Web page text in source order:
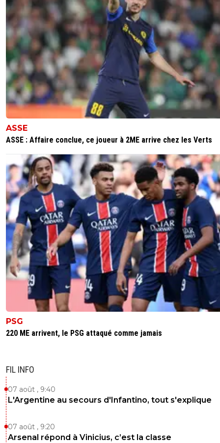
ASSE
ASSE : Affaire conclue, ce joueur à 2ME arrive chez les Verts
PSG
220 ME arrivent, le PSG attaqué comme jamais
FIL INFO
07 août , 9:40
L'Argentine au secours d'Infantino, tout s'explique
07 août , 9:20
Arsenal répond à Vinicius, c’est la classe